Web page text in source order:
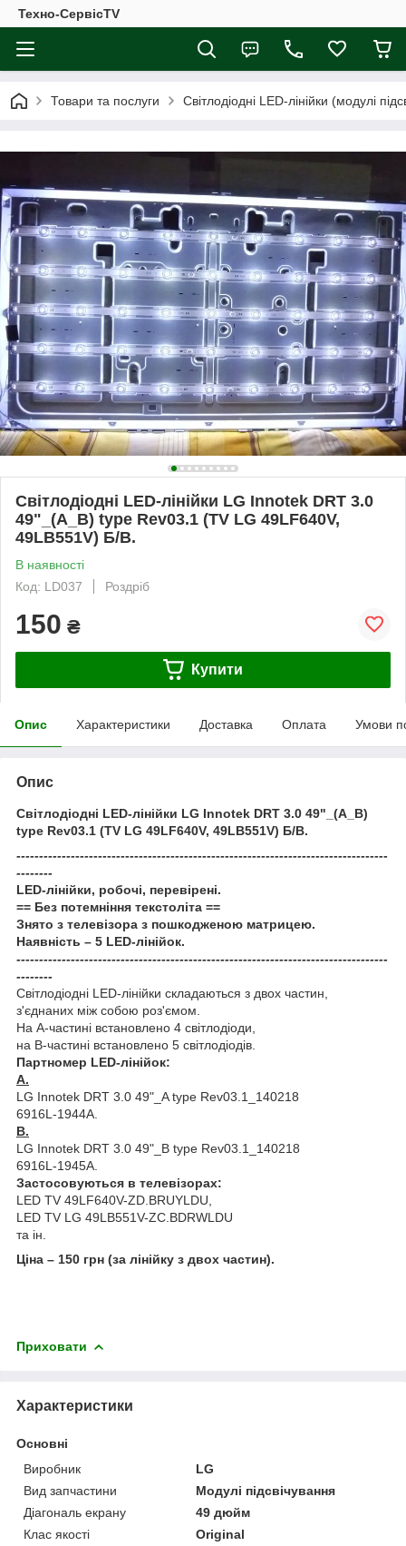
Техно-СервісTV
Товари та послуги Світлодіодні LED-лінійки (модулі
Світлодіодні LED-лінійки LG Innotek DRT 3.0
49"_(A_B) type Rev03.1 (TV LG 49LF640V,
49LB551V) Б/В.
В наявності
Код: LD037
Роздріб
150 ₴
Купити
Опис Характеристики Доставка Оплата Умови
Опис
Світлодіодні LED-лінійки LG Innotek DRT 3.0 49"_(A_B)
type Rev03.1 (TV LG 49LF640V, 49LB551V) Б/В.
----------------------------------------------------------------------------------
--------
LED-лінійки, робочі, перевірені.
== Без потемніння текстоліта ==
Знято з телевізора з пошкодженою матрицею.
Наявність – 5 LED-лінійок.
----------------------------------------------------------------------------------
--------
Світлодіодні LED-лінійки складаються з двох частин,
з'єднаних між собою роз'ємом.
На А-частині встановлено 4 світлодіоди,
на B-частині встановлено 5 світлодіодів.
Партномер LED-лінійок:
А.
LG Innotek DRT 3.0 49"_A type Rev03.1_140218
6916L-1944A.
B.
LG Innotek DRT 3.0 49"_B type Rev03.1_140218
6916L-1945A.
Застосовуються в телевізорах:
LED TV 49LF640V-ZD.BRUYLDU,
LED TV LG 49LB551V-ZC.BDRWLDU
та ін.
Ціна – 150 грн (за лінійку з двох частин).
Приховати
Характеристики
Основні
Виробник
LG
Вид запчастини
Модулі підсвічування
Діагональ екрану
49 дюйм
Клас якості
Original